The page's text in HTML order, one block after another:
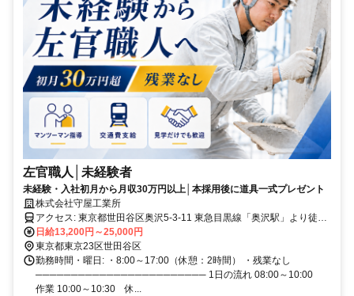
左官職人│未経験者
未経験・入社初月から月収30万円以上│本採用後に道具一式プレゼント
株式会社守屋工業所
アクセス: 東京都世田谷区奥沢5-3-11 東急目黒線「奥沢駅」より徒歩
2分 ※勤務地は現場によって異なります。
日給13,200円～25,000円
東京都東京23区世田谷区
勤務時間・曜日: ・8:00～17:00（休憩：2時間） ・残業なし
──────────────────────── 1日の流れ 08:00～10:00
作業 10:00～10:30 休...